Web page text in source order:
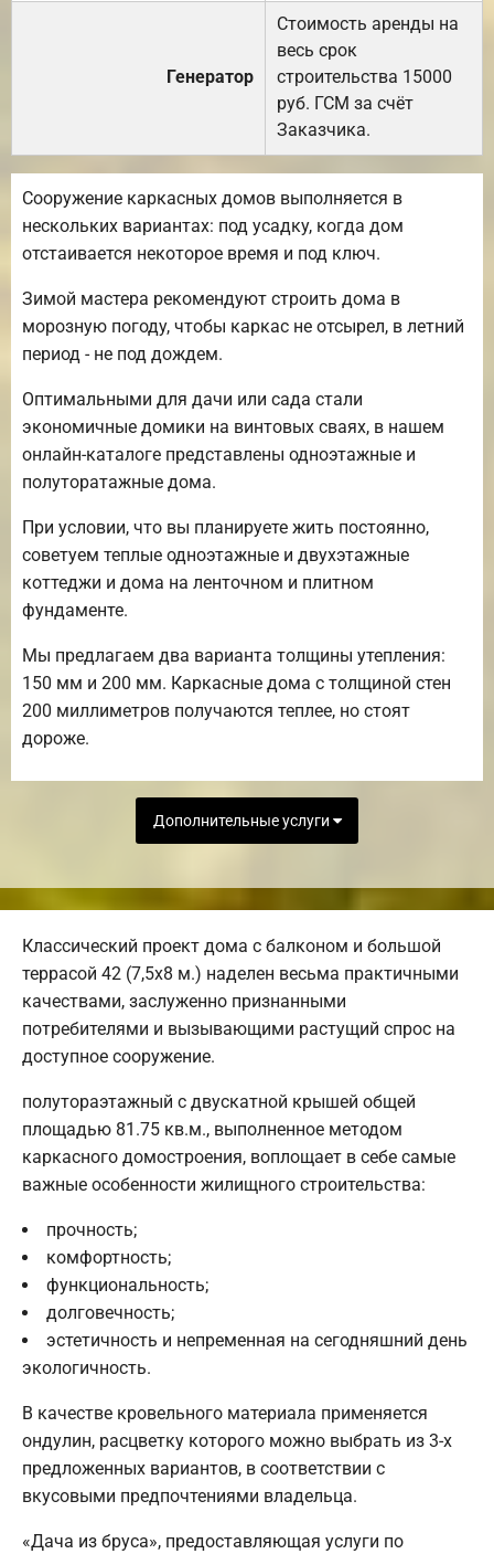
Генератор
Стоимость аренды на
весь срок
строительства 15000
руб. ГСМ за счёт
Заказчика.
Сооружение каркасных домов выполняется в
нескольких вариантах: под усадку, когда дом
отстаивается некоторое время и под ключ.
Зимой мастера рекомендуют строить дома в
морозную погоду, чтобы каркас не отсырел, в летний
период - не под дождем.
Оптимальными для дачи или сада стали
экономичные домики на винтовых сваях, в нашем
онлайн-каталоге представлены одноэтажные и
полуторатажные дома.
При условии, что вы планируете жить постоянно,
советуем теплые одноэтажные и двухэтажные
коттеджи и дома на ленточном и плитном
фундаменте.
Мы предлагаем два варианта толщины утепления:
150 мм и 200 мм. Каркасные дома с толщиной стен
200 миллиметров получаются теплее, но стоят
дороже.
Дополнительные услуги
Классический проект дома с балконом и большой
террасой 42 (7,5х8 м.) наделен весьма практичными
качествами, заслуженно признанными
потребителями и вызывающими растущий спрос на
доступное сооружение.
полутораэтажный с двускатной крышей общей
площадью 81.75 кв.м., выполненное методом
каркасного домостроения, воплощает в себе самые
важные особенности жилищного строительства:
прочность;
комфортность;
функциональность;
долговечность;
эстетичность и непременная на сегодняшний день
экологичность.
В качестве кровельного материала применяется
ондулин, расцветку которого можно выбрать из 3-х
предложенных вариантов, в соответствии с
вкусовыми предпочтениями владельца.
«Дача из бруса», предоставляющая услуги по